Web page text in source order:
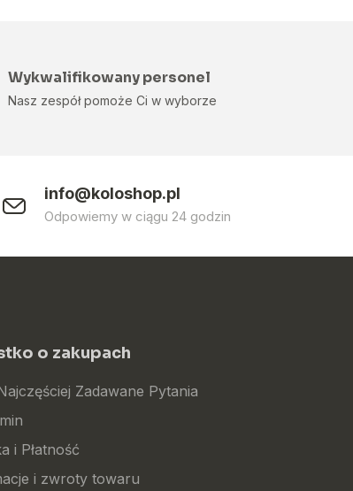
Wykwalifikowany personel
Nasz zespół pomoże Ci w wyborze
info@koloshop.pl
Odpowiemy w ciągu 24 godzin
o zakupach
Zadawane Pytania
i Płatność
i zwroty towaru